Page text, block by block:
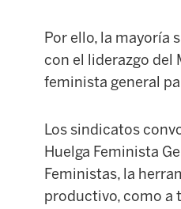
Por ello, la mayoría
con el liderazgo del
feminista general
Los sindicatos
Huelga Feminista
Feministas, la
productivo, como a